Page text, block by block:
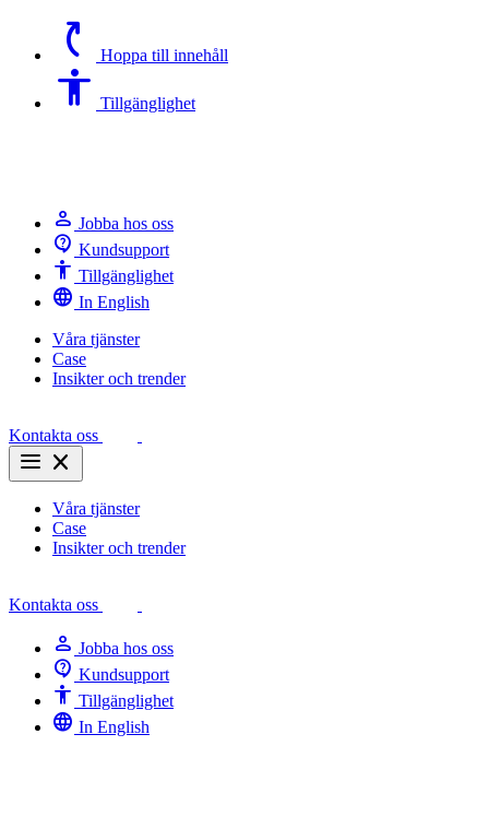
switch_access_shortcut Hoppa till innehåll
Accessibility Tillgänglighet
person Jobba hos oss
contact_support Kundsupport
Accessibility Tillgänglighet
language In English
Våra tjänster
Case
Insikter och trender
Kontakta oss
menu close
Våra tjänster
Case
Insikter och trender
Kontakta oss
person Jobba hos oss
contact_support Kundsupport
Accessibility Tillgänglighet
language In English